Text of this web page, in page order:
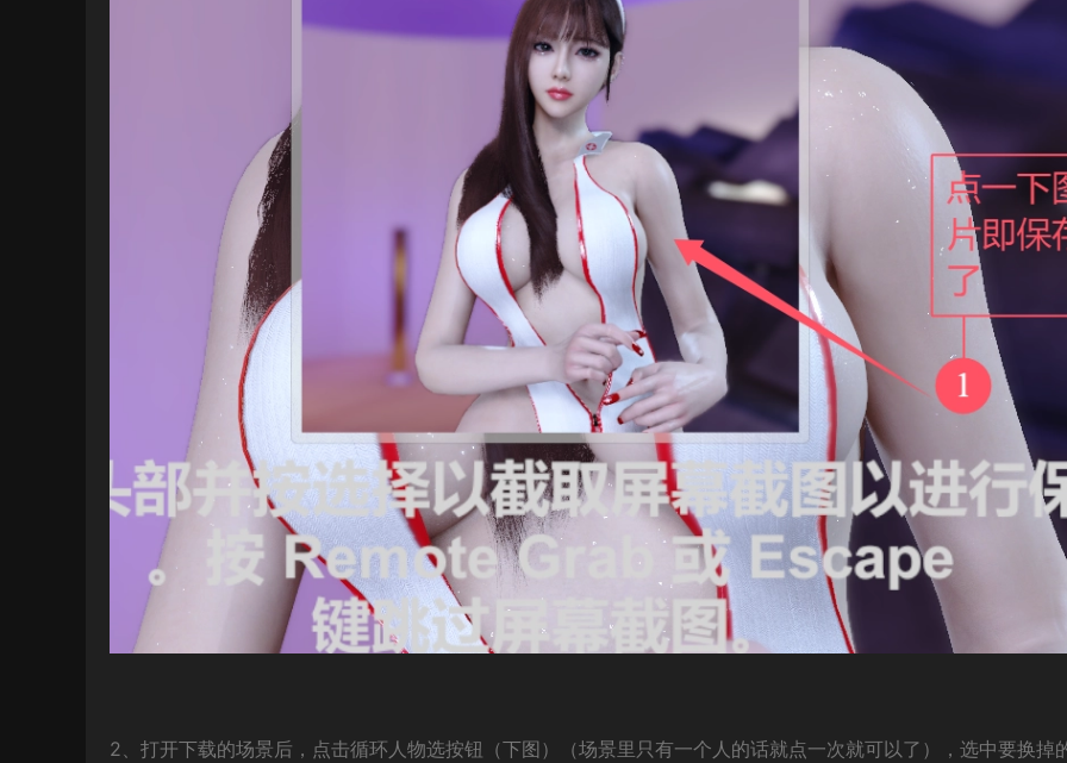
2、打开下载的场景后，点击循环人物选按钮（下图）（场景里只有一个人的话就点一次就可以了），选中要换掉